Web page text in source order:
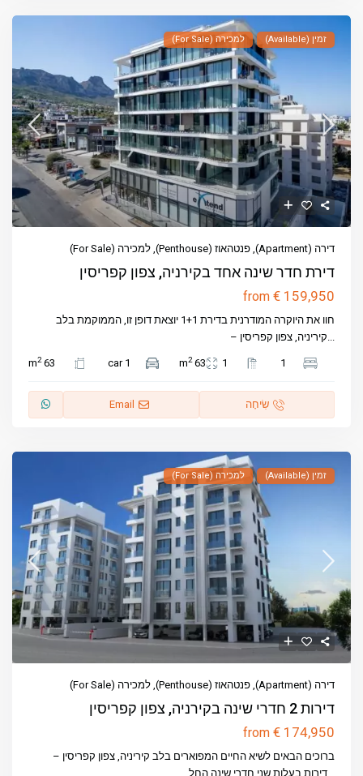
למכירה (For Sale) זמין (Available)
דירה (Apartment) ,פנטהאוז (Penthouse) ,למכירה (For Sale)
דירת חדר שינה אחד בקירניה, צפון קפריסין
from€ 159,950
חוו את היוקרה המודרנית בדירת 1+1 יוצאת דופן זו, הממוקמת בלב
קיריניה, צפון קפריסין –...
1
1
63 m
2
1 car
63 m
2
שִׂיחָה Email
למכירה (For Sale) זמין (Available)
דירה (Apartment) ,פנטהאוז (Penthouse) ,למכירה (For Sale)
דירות 2 חדרי שינה בקירניה, צפון קפריסין
from€ 174,950
ברוכים הבאים לשיא החיים המפוארים בלב קיריניה, צפון קפריסין –
דירות בעלות שני חדרי שינה החל...